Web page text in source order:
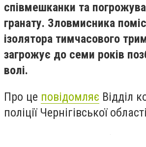
співмешканки та
гранату. Зловмисника
ізолятора тимчасового
загрожує до семи років
волі.
Про це повідомляє Відділ
поліції Чернігівської